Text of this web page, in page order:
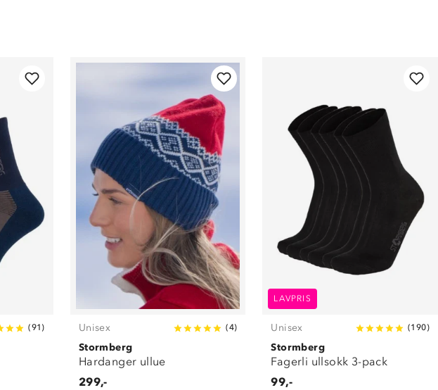
(91 ) Unisex (4)
Stormberg
Hardanger ullue
299,-
LAVPRIS
Unisex (190)
Stormberg
Fagerli ullsokk 3-pack
99,-